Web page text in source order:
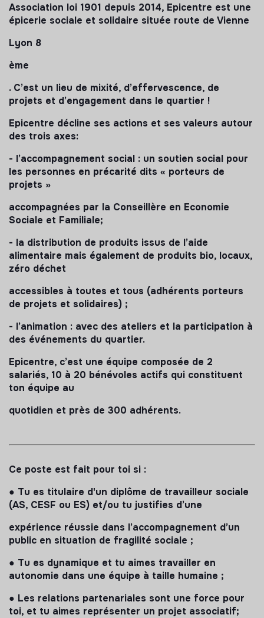
Association loi 1901 depuis 2014, Epicentre est une
épicerie sociale et solidaire située route de Vienne
Lyon 8
ème
. C’est un lieu de mixité, d’effervescence, de
projets et d’engagement dans le quartier !
Epicentre décline ses actions et ses valeurs autour
des trois axes:
- l’accompagnement social : un soutien social pour
les personnes en précarité dits « porteurs de
projets »
accompagnées par la Conseillère en Economie
Sociale et Familiale;
- la distribution de produits issus de l’aide
alimentaire mais également de produits bio, locaux,
zéro déchet
accessibles à toutes et tous (adhérents porteurs
de projets et solidaires) ;
- l’animation : avec des ateliers et la participation à
des événements du quartier.
Epicentre, c’est une équipe composée de 2
salariés, 10 à 20 bénévoles actifs qui constituent
ton équipe au
quotidien et près de 300 adhérents.
Ce poste est fait pour toi si :
● Tu es titulaire d'un diplôme de travailleur sociale
(AS, CESF ou ES) et/ou tu justifies d’une
expérience réussie dans l’accompagnement d’un
public en situation de fragilité sociale ;
● Tu es dynamique et tu aimes travailler en
autonomie dans une équipe à taille humaine ;
● Les relations partenariales sont une force pour
toi, et tu aimes représenter un projet associatif;